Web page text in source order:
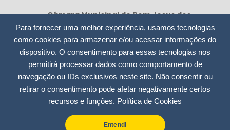
Para fornecer uma melhor experiência, usamos tecnologias
como cookies para armazenar e/ou acessar informações do
dispositivo. O consentimento para essas tecnologias nos
permitirá processar dados como comportamento de
navegação ou IDs exclusivos neste site. Não consentir ou
retirar o consentimento pode afetar negativamente certos
recursos e funções. Política de Cookies
Entendi
Câmara Municipal de Bom Jesus dos
Perdões /SP
Rua Nossa Senhora da Consolação, 295
– Centro
CEP: 12955-000
CNPJ: 51.913.804/0001-12
(11) 4012-7535 / 4012-9975
contato@camarabjperdoes.sp.gov.br